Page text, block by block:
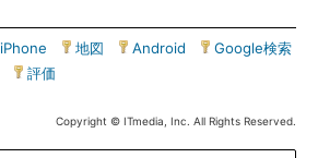
iPhone 地図 Android
Google検索
評価
Copyright © ITmedia, Inc. All Rights Reserved.